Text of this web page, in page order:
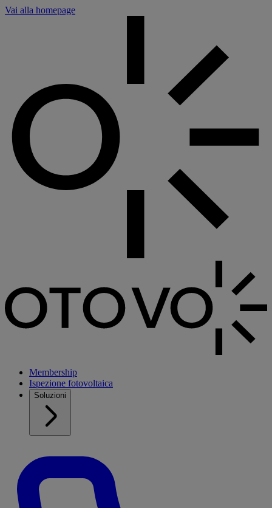
Vai alla homepage
Membership
Ispezione fotovoltaica
Soluzioni
Pannello di gestione dei cookies